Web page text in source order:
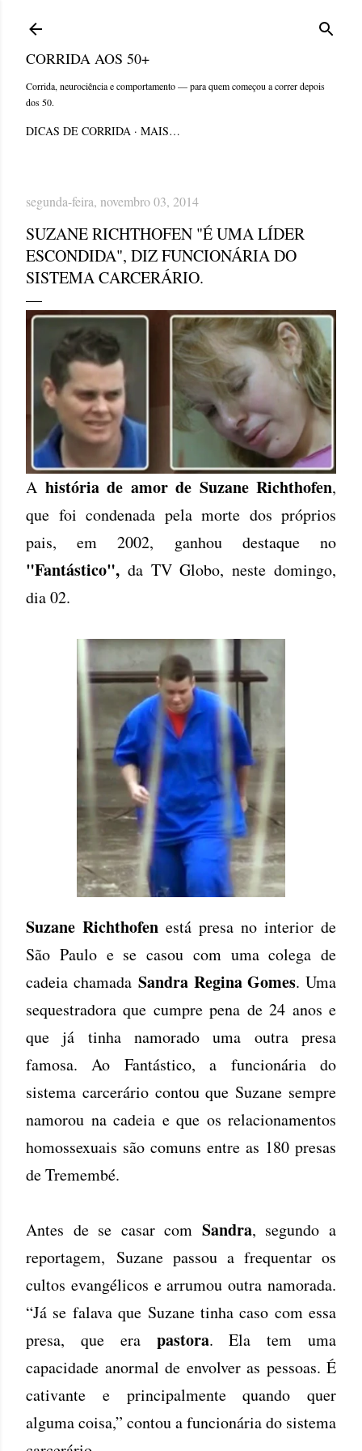
CORRIDA AOS 50+
Corrida, neurociência e comportamento — para quem começou a correr depois
dos 50.
DICAS DE CORRIDA MAIS…
segunda-feira, novembro 03, 2014
SUZANE RICHTHOFEN "É UMA LÍDER
ESCONDIDA", DIZ FUNCIONÁRIA DO
SISTEMA CARCERÁRIO.
A história de amor de Suzane Richthofen,
que foi condenada pela morte dos próprios
pais, em 2002, ganhou destaque no
"Fantástico", da TV Globo, neste domingo,
dia 02.
Suzane Richthofen está presa no interior de
São Paulo e se casou com uma colega de
cadeia chamadaSandra Regina Gomes. Uma
sequestradora que cumpre pena de 24 anos e
que já tinha namorado uma outra presa
famosa. Ao Fantástico, a funcionária do
sistema carcerário contou que Suzane sempre
namorou na cadeia e que os relacionamentos
homossexuais são comuns entre as 180 presas
de Tremembé.
Antes de se casar com Sandra, segundo a
reportagem, Suzane passou a frequentar os
cultos evangélicos e arrumou outra namorada.
“Já se falava que Suzane tinha caso com essa
presa, que erapastora. Ela tem uma
capacidade anormal de envolver as pessoas. É
cativante e principalmente quando quer
alguma coisa,” contou a funcionária do sistema